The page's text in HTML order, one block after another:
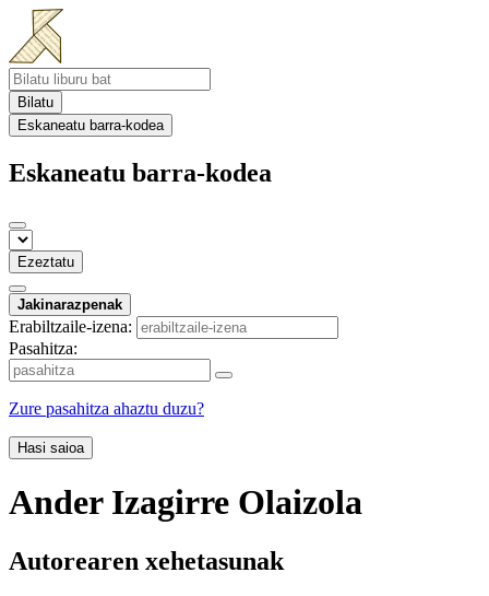
Bilatu
Eskaneatu barra-kodea
Eskaneatu barra-kodea
Ezeztatu
Jakinarazpenak
Erabiltzaile-izena:
Pasahitza:
Zure pasahitza ahaztu duzu?
Hasi saioa
Ander Izagirre Olaizola
Autorearen xehetasunak